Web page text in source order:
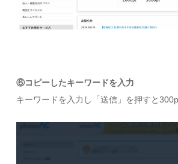
⑥コピーしたキーワードを入力
キーワードを入力し「送信」を押すと